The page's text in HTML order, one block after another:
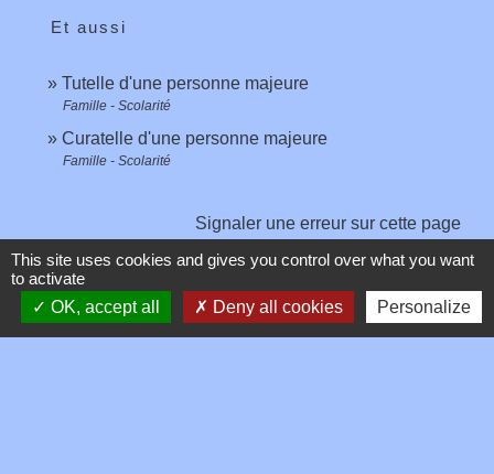
Et aussi
Tutelle d'une personne majeure
Famille - Scolarité
Curatelle d'une personne majeure
Famille - Scolarité
Signaler une erreur sur cette page
This site uses cookies and gives you control over what you want
to activate
OK, accept all
Deny all cookies Personalize